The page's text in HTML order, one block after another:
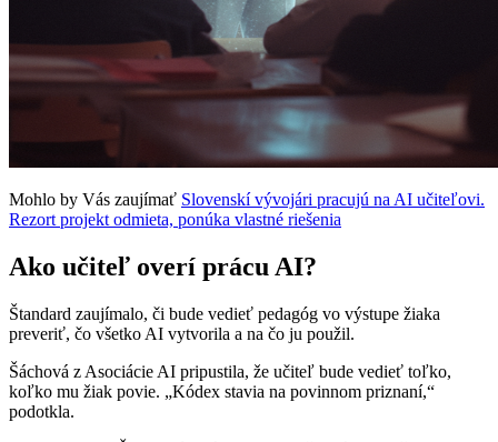
Mohlo by Vás zaujímať Slovenskí vývojári pracujú na AI učiteľovi.
Rezort projekt odmieta, ponúka vlastné riešenia
Ako učiteľ overí prácu AI?
Štandard zaujímalo, či bude vedieť pedagóg vo výstupe žiaka
preveriť, čo všetko AI vytvorila a na čo ju použil.
Šáchová z Asociácie AI pripustila, že učiteľ bude vedieť toľko,
koľko mu žiak povie. „Kódex stavia na povinnom priznaní,“
podotkla.